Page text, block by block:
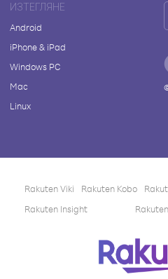
ИЗТЕГЛЯНЕ
Android
iPhone & iPad
Windows PC
Mac
Linux
Rakuten Viki Rakuten Kobo
Rakuten Insight